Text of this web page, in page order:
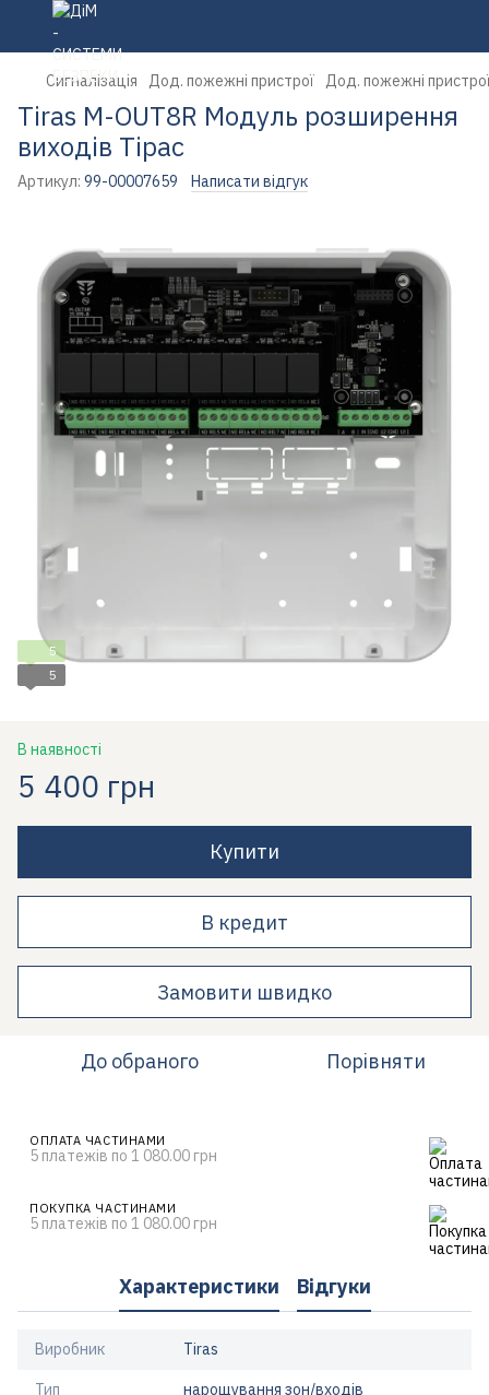
Сигналізація Дод. пожежні пристрої Дод. пожежні
Tiras M-OUT8R Модуль розширення
виходів Тірас
Артикул: 99-00007659 Написати відгук
5
5
В наявності
5 400 грн
Купити
В кредит
Замовити швидко
До обраного Порівняти
ОПЛАТА ЧАСТИНАМИ
5 платежів по 1 080.00 грн
ПОКУПКА ЧАСТИНАМИ
5 платежів по 1 080.00 грн
Характеристики Відгуки
Виробник Tiras
Тип нарощування зон/входів